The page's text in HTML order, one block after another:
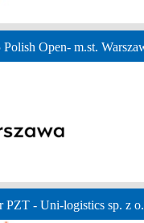
Open- m.st.
PZT - Uni-logistics sp. z